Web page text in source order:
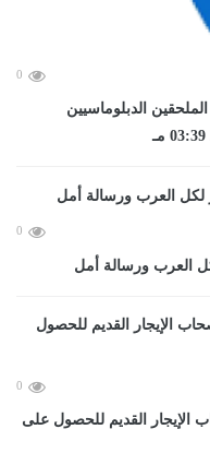
0
يلتقي أعضاء الدفعة ٥٩ من الملحقين الدبلوماسيين
0
العرب ورسالة أمل
0
الإيجار القديم للحصول على